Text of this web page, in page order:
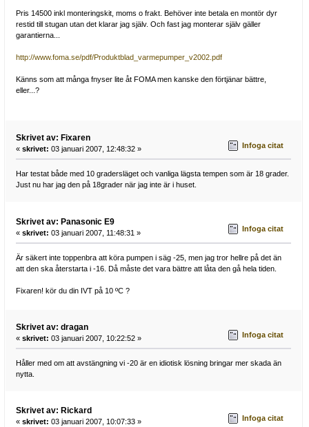
Pris 14500 inkl monteringskit, moms o frakt. Behöver inte betala en montör dyr
restid till stugan utan det klarar jag själv. Och fast jag monterar själv gäller
garantierna...
http://www.foma.se/pdf/Produktblad_varmepumper_v2002.pdf
Känns som att många fnyser lite åt FOMA men kanske den förtjänar bättre,
eller...?
Skrivet av: Fixaren
« skrivet: 03 januari 2007, 12:48:32 » Infoga citat
Har testat både med 10 gradersläget och vanliga lägsta tempen som är 18 grader.
Just nu har jag den på 18grader när jag inte är i huset.
Skrivet av: Panasonic E9
« skrivet: 03 januari 2007, 11:48:31 » Infoga citat
Är säkert inte toppenbra att köra pumpen i säg -25, men jag tror hellre på det än
att den ska återstarta i -16. Då måste det vara bättre att låta den gå hela tiden.
Fixaren! kör du din IVT på 10 ºC ?
Skrivet av: dragan
« skrivet: 03 januari 2007, 10:22:52 » Infoga citat
Håller med om att avstängning vi -20 är en idiotisk lösning bringar mer skada än
nytta.
Skrivet av: Rickard
« skrivet: 03 januari 2007, 10:07:33 » Infoga citat